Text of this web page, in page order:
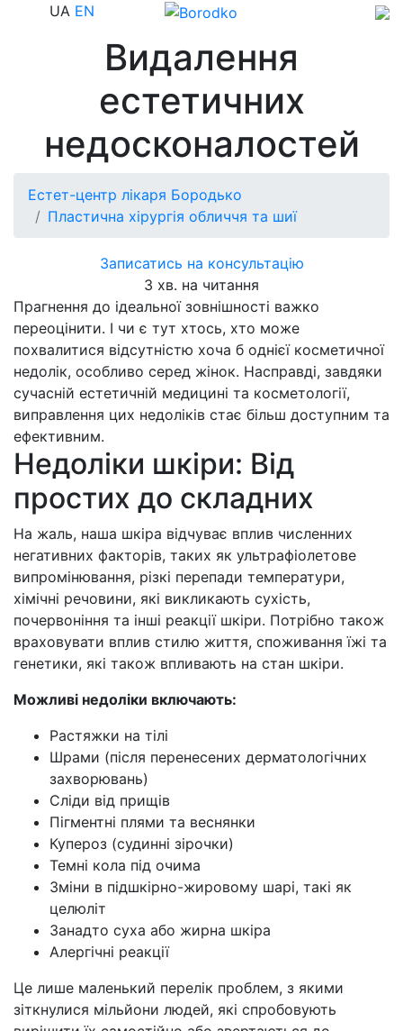
UA EN
Видалення
естетичних
недосконалостей
Естет-центр лікаря Бородько
Пластична хірургія обличчя та шиї
Записатись на консультацію
3 хв. на читання
Прагнення до ідеальної зовнішності важко
переоцінити. І чи є тут хтось, хто може
похвалитися відсутністю хоча б однієї косметичної
недолік, особливо серед жінок. Насправді, завдяки
сучасній естетичній медицині та косметології,
виправлення цих недоліків стає більш доступним та
ефективним.
Недоліки шкіри: Від
простих до складних
На жаль, наша шкіра відчуває вплив численних
негативних факторів, таких як ультрафіолетове
випромінювання, різкі перепади температури,
хімічні речовини, які викликають сухість,
почервоніння та інші реакції шкіри. Потрібно також
враховувати вплив стилю життя, споживання їжі та
генетики, які також впливають на стан шкіри.
Можливі недоліки включають:
Растяжки на тілі
Шрами (після перенесених дерматологічних
захворювань)
Сліди від прищів
Пігментні плями та веснянки
Купероз (судинні зірочки)
Темні кола під очима
Зміни в підшкірно-жировому шарі, такі як
целюліт
Занадто суха або жирна шкіра
Алергічні реакції
Це лише маленький перелік проблем, з якими
зіткнулися мільйони людей, які спробовують